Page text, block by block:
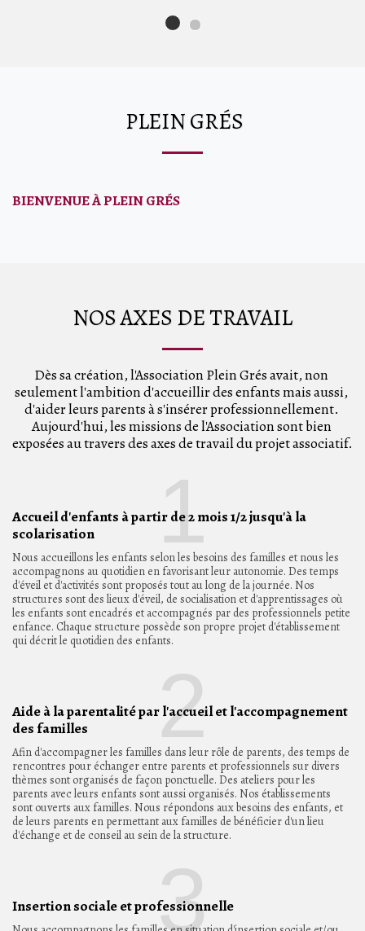
PLEIN GRÉS
BIENVENUE À PLEIN GRÉS
NOS AXES DE TRAVAIL
Dès sa création, l'Association Plein Grés avait, non
seulement l'ambition d'accueillir des enfants mais aussi,
d'aider leurs parents à s'insérer professionnellement.
Aujourd'hui, les missions de l'Association sont bien
exposées au travers des axes de travail du projet associatif.
1
Accueil d'enfants à partir de 2 mois 1/2 jusqu'à la
scolarisation
Nous accueillons les enfants selon les besoins des familles et nous les
accompagnons au quotidien en favorisant leur autonomie. Des temps
d'éveil et d'activités sont proposés tout au long de la journée. Nos
structures sont des lieux d'éveil, de socialisation et d'apprentissages où
les enfants sont encadrés et accompagnés par des professionnels petite
enfance. Chaque structure possède son propre projet d'établissement
qui décrit le quotidien des enfants.
2
Aide à la parentalité par l'accueil et l'accompagnement
des familles
Afin d'accompagner les familles dans leur rôle de parents, des temps de
rencontres pour échanger entre parents et professionnels sur divers
thèmes sont organisés de façon ponctuelle. Des ateliers pour les
parents avec leurs enfants sont aussi organisés. Nos établissements
sont ouverts aux familles. Nous répondons aux besoins des enfants, et
de leurs parents en permettant aux familles de bénéficier d'un lieu
d'échange et de conseil au sein de la structure.
3
Insertion sociale et professionnelle